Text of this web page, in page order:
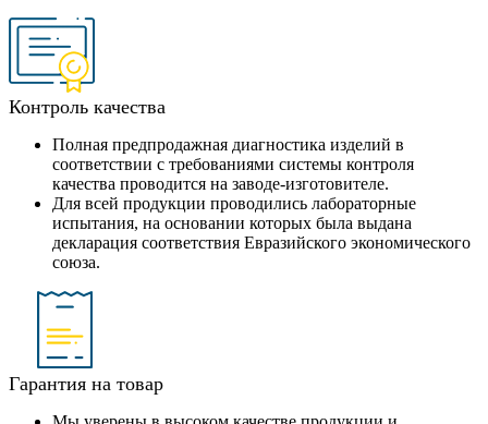
Контроль качества
Полная предпродажная диагностика изделий в
соответствии с требованиями системы контроля
качества проводится на заводе-изготовителе.
Для всей продукции проводились лабораторные
испытания, на основании которых была выдана
декларация соответствия Евразийского экономического
союза.
Гарантия на товар